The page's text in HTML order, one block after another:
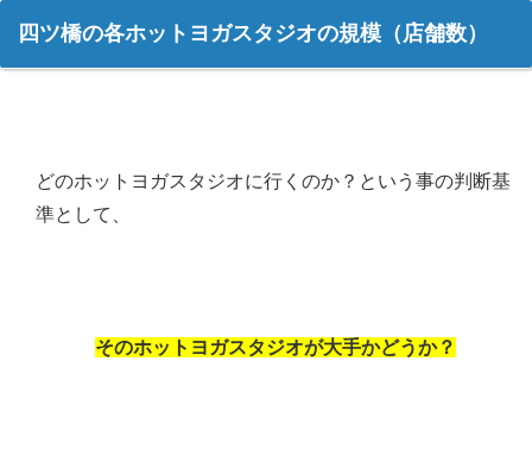
四ツ橋の各ホットヨガスタジオの規模（店舗数）
どのホットヨガスタジオに行くのか？という事の判断基
準として、
そのホットヨガスタジオが大手かどうか？